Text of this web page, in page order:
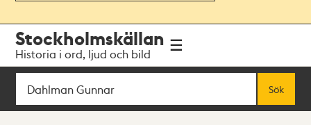
navigationen
huvudinnehållet
Stockholmskällan
Historia i ord, ljud och bild
Sök
Sök